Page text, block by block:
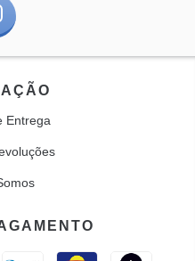
Entrega